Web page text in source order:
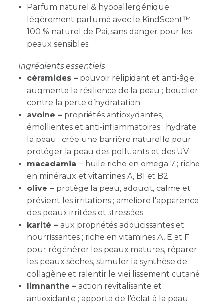
Parfum naturel & hypoallergénique :
légèrement parfumé avec le KindScent™
100 % naturel de Pai, sans danger pour les
peaux sensibles.
Ingrédients essentiels
céramides – pouvoir relipidant et anti-âge ;
augmente la résilience de la peau ; bouclier
contre la perte d’hydratation
avoine – propriétés antioxydantes,
émollientes et anti-inflammatoires ; hydrate
la peau ; crée une barrière naturelle pour
protéger la peau des polluants et des UV
macadamia – huile riche en omega 7 ; riche
en minéraux et vitamines A, B1 et B2
olive – protège la peau, adoucit, calme et
prévient les irritations ; améliore l'apparence
des peaux irritées et stressées
karité – aux propriétés adoucissantes et
nourrissantes ; riche en vitamines A, E et F
pour régénèrer les peaux matures, réparer
les peaux sèches, stimuler la synthèse de
collagène et ralentir le vieillissement cutané
limnanthe – action revitalisante et
antioxidante ; apporte de l'éclat à la peau